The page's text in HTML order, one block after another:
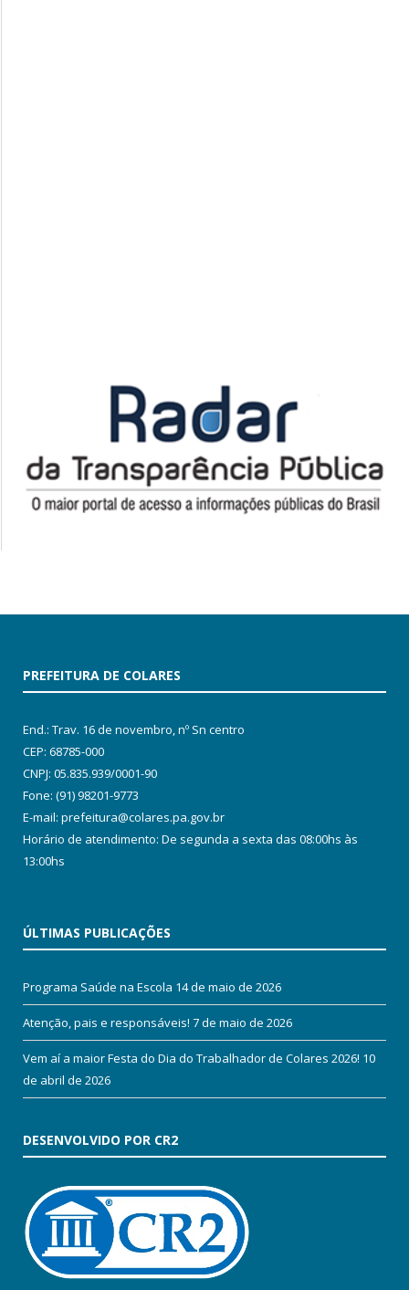
PREFEITURA DE COLARES
End.: Trav. 16 de novembro, nº Sn centro
CEP: 68785-000
CNPJ: 05.835.939/0001-90
Fone: (91) 98201-9773
E-mail: prefeitura@colares.pa.gov.br
Horário de atendimento: De segunda a sexta das 08:00hs às
13:00hs
ÚLTIMAS PUBLICAÇÕES
Programa Saúde na Escola 14 de maio de 2026
Atenção, pais e responsáveis! 7 de maio de 2026
Vem aí a maior Festa do Dia do Trabalhador de Colares 2026! 10
de abril de 2026
DESENVOLVIDO POR CR2